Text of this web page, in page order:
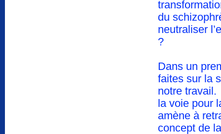
du
neutraliser
?
Dans un
faites sur la
notre
la voie pour
amène à
concept de